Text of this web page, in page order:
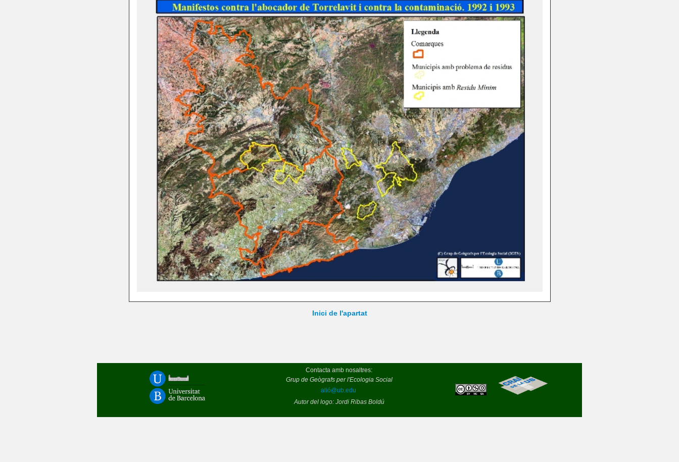
Inici de l'apartat
Contacta amb nosaltres:
Grup de Geògrafs per l'Ecologia Social
alió@ub.edu
Autor del logo: Jordi Ribas Boldú